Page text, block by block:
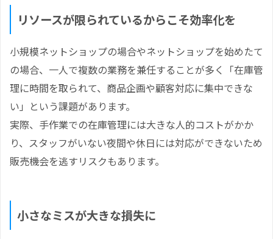
リソースが限られているからこそ効率化を
小規模ネットショップの場合やネットショップを始めたて
の場合、一人で複数の業務を兼任することが多く「在庫管
理に時間を取られて、商品企画や顧客対応に集中できな
い」という課題があります。
実際、手作業での在庫管理には大きな人的コストがかか
り、スタッフがいない夜間や休日には対応ができないため
販売機会を逃すリスクもあります。
小さなミスが大きな損失に